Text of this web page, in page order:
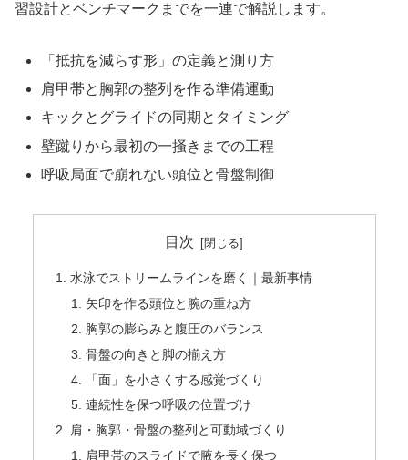
習設計とベンチマークまでを一連で解説します。
「抵抗を減らす形」の定義と測り方
肩甲帯と胸郭の整列を作る準備運動
キックとグライドの同期とタイミング
壁蹴りから最初の一掻きまでの工程
呼吸局面で崩れない頭位と骨盤制御
目次
水泳でストリームラインを磨く｜最新事情
矢印を作る頭位と腕の重ね方
胸郭の膨らみと腹圧のバランス
骨盤の向きと脚の揃え方
「面」を小さくする感覚づくり
連続性を保つ呼吸の位置づけ
肩・胸郭・骨盤の整列と可動域づくり
肩甲帯のスライドで腋を長く保つ